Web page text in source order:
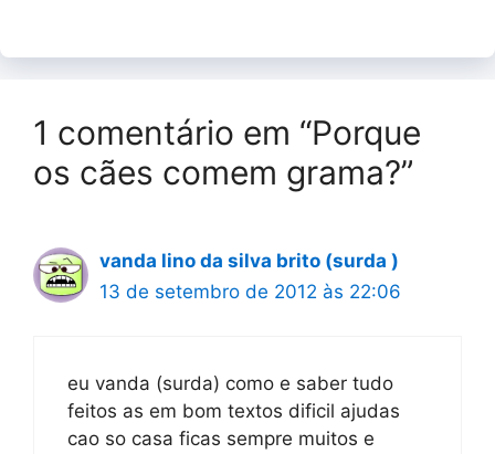
1 comentário em “Porque
os cães comem grama?”
vanda lino da silva brito (surda )
13 de setembro de 2012 às 22:06
eu vanda (surda) como e saber tudo
feitos as em bom textos dificil ajudas
cao so casa ficas sempre muitos e